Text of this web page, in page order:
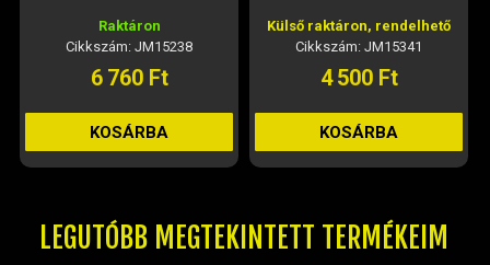
JM15238
Külső raktáron, rendelhető
Cikkszám: JM15341
Külső
Cikkszám:
MÉRET
LEGUTÓBB MEGTEKINTETT TERMÉKEIM